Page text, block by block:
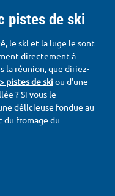
pistes de ski
le ski et la luge le sont
directement à
la réunion, que diriez-
> pistes de skiou d'une
? Si vous le
délicieuse fondue au
du fromage du